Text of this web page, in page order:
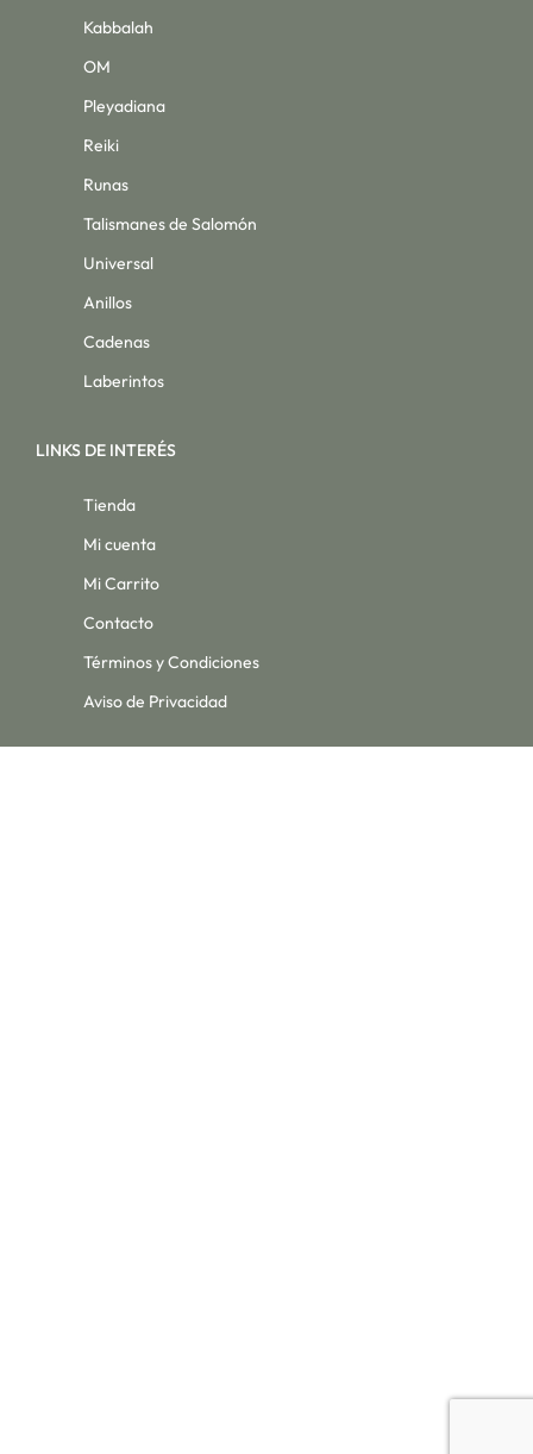
Kabbalah
OM
Pleyadiana
Reiki
Runas
Talismanes de Salomón
Universal
Anillos
Cadenas
Laberintos
LINKS DE INTERÉS
Tienda
Mi cuenta
Mi Carrito
Contacto
Términos y Condiciones
Aviso de Privacidad